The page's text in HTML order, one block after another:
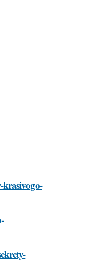
krasivogo-